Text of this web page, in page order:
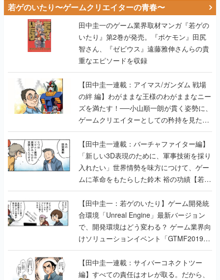
若ゲのいたり〜ゲームクリエイターの青春〜
田中圭一のゲーム業界取材マンガ『若ゲの
いたり』第2巻が発売。『ポケモン』田尻
智さん、『ゼビウス』遠藤雅伸さんらの貴
重なエピソードを収録
【田中圭一連載：アイマス/ガンダム 戦場
の絆 編】わがままな王様のわがままなニー
ズを満たす！──小山順一朗が貫く姿勢に、
ゲームクリエイターとしての矜持を見た
【若ゲのいたり最終回】
【田中圭一連載：バーチャファイター編】
「新しい3D表現のために、軍事技術を採り
入れたい」世界情勢を味方につけて、ゲー
ムに革命をもたらした鈴木 裕の功績【若ゲ
のいたり】
【田中圭一：若ゲのいたり】ゲーム開発統
合環境「Unreal Engine」最新バージョン
で、開発環境はどう変わる？ ゲーム業界向
けソリューションイベント「GTMF2019」
に行って、より理解を深めよう【PR】
【田中圭一連載：サイバーコネクトツー
編】すべての責任はオレが取る。だから、